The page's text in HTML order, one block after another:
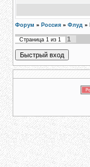
Форум » Россия » Флуд »
Страница 1 из 1 1